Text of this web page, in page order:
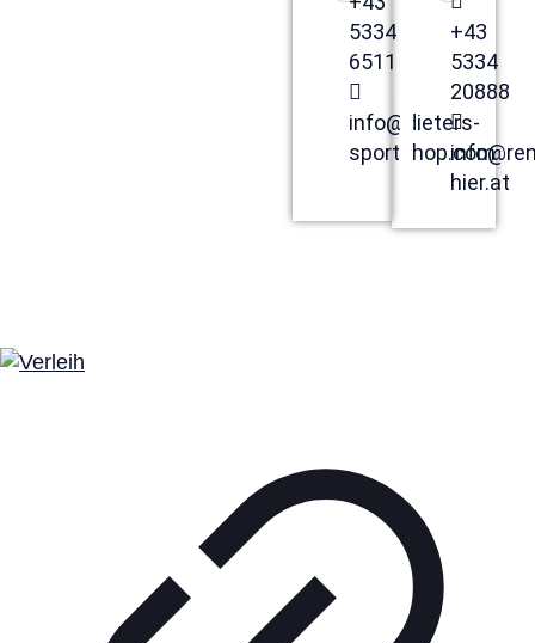
zum
>>
5334
6511
info@dieters-
sportshop.com
zum
SHOP
>>
+43
5334
20888
hier.at